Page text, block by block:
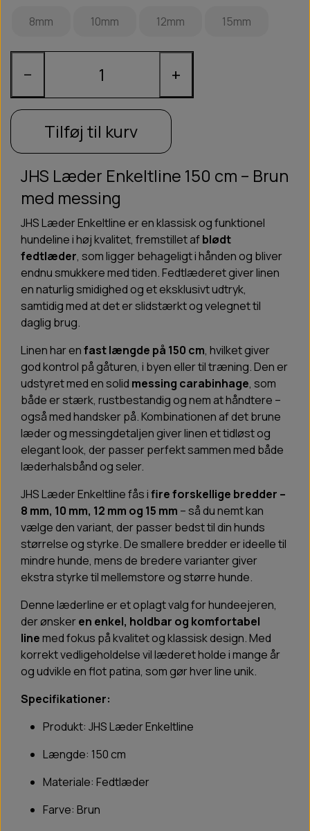
8mm 10mm 12mm 15mm
− +
Tilføj til kurv
JHS Læder Enkeltline 150 cm – Brun
med messing
JHS Læder Enkeltline er en klassisk og funktionel
hundeline i høj kvalitet, fremstillet afblødt
fedtlæder, som ligger behageligt i hånden og bliver
endnu smukkere med tiden. Fedtlæderet giver linen
en naturlig smidighed og et eksklusivt udtryk,
samtidig med at det er slidstærkt og velegnet til
daglig brug.
Linen har enfast længde på 150 cm, hvilket giver
god kontrol på gåturen, i byen eller til træning. Den er
udstyret med en solid messing carabinhage, som
både er stærk, rustbestandig og nem at håndtere –
også med handsker på. Kombinationen af det brune
læder og messingdetaljen giver linen et tidløst og
elegant look, der passer perfekt sammen med både
læderhalsbånd og seler.
JHS Læder Enkeltline fås ifire forskellige bredder –
8 mm, 10 mm, 12 mm og 15 mm – så du nemt kan
vælge den variant, der passer bedst til din hunds
størrelse og styrke. De smallere bredder er ideelle til
mindre hunde, mens de bredere varianter giver
ekstra styrke til mellemstore og større hunde.
Denne læderline er et oplagt valg for hundeejeren,
der ønskeren enkel, holdbar og komfortabel
linemed fokus på kvalitet og klassisk design. Med
korrekt vedligeholdelse vil læderet holde i mange år
og udvikle en flot patina, som gør hver line unik.
Specifikationer:
Produkt: JHS Læder Enkeltline
Længde: 150 cm
Materiale: Fedtlæder
Farve: Brun